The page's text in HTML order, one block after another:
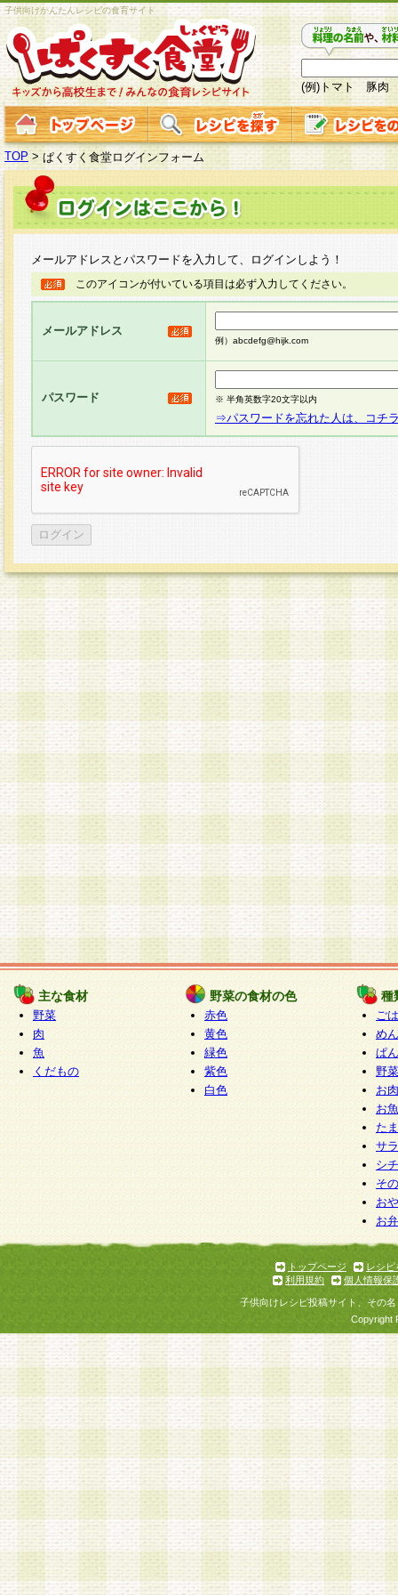
子供向けかんたんレシピの食育サイト
(例)トマト 豚肉
TOP > ぱくすく食堂ログインフォーム
メールアドレスとパスワードを入力して、ログインしよう！
このアイコンが付いている項目は必ず入力してください。
メールアドレス
例）abcdefg@hijk.com
パスワード ※ 半角英数字20文字以内
⇒パスワードを忘れた人は、コチ
主な食材
野菜
肉
魚
くだもの
野菜の食材の色
赤色
黄色
緑色
紫色
白色
種
ご
めん
ぱん
野
お
お
た
サ
シ
そ
お
お
トップページ
レシピ
利用規約
個人情報保
子供向けレシピ投稿サイト、その
Copyright